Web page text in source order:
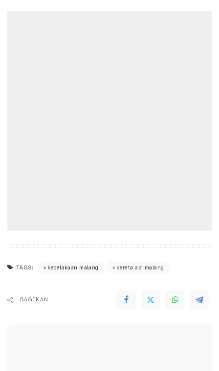
TAGS: kecelakaan malang kereta api malang
BAGIKAN